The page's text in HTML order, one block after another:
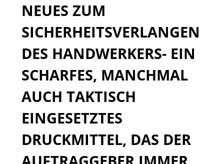
NEUES ZUM
SICHERHEITSVERLANGEN
DES HANDWERKERS- EIN
SCHARFES, MANCHMAL
AUCH TAKTISCH
EINGESETZTES
DRUCKMITTEL, DAS DER